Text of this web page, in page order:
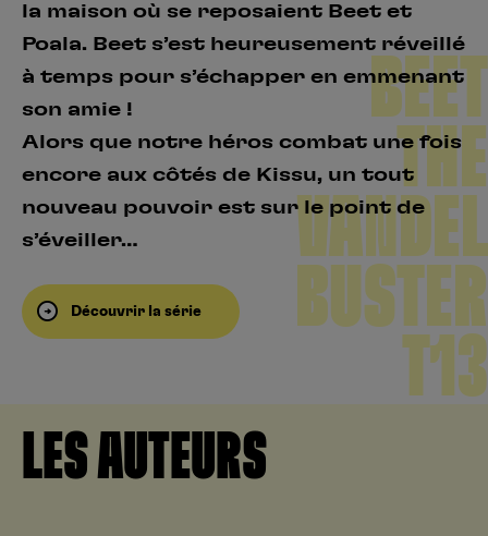
la maison où se reposaient Beet et
Poala. Beet s’est heureusement réveillé
à temps pour s’échapper en emmenant
son amie !
Alors que notre héros combat une fois
encore aux côtés de Kissu, un tout
nouveau pouvoir est sur le point de
s’éveiller…
Découvrir la série
BEET
THE
VANDEL
BUSTER
T13
LES AUTEURS